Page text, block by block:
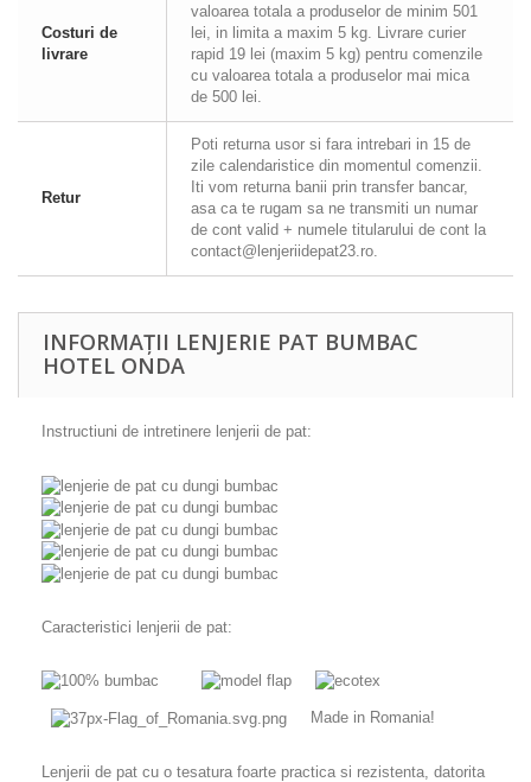
Costuri de
livrare
valoarea totala a produselor de minim 501
lei, in limita a maxim 5 kg. Livrare curier
rapid 19 lei (maxim 5 kg) pentru comenzile
cu valoarea totala a produselor mai mica
de 500 lei.
Retur
Poti returna usor si fara intrebari in 15 de
zile calendaristice din momentul comenzii.
Iti vom returna banii prin transfer bancar,
asa ca te rugam sa ne transmiti un numar
de cont valid + numele titularului de cont la
contact@lenjeriidepat23.ro.
INFORMAȚII LENJERIE PAT BUMBAC
HOTEL ONDA
Instructiuni de intretinere lenjerii de pat:
Caracteristici lenjerii de pat:
Made in Romania!
Lenjerii de pat cu o tesatura foarte practica si rezistenta, datorita